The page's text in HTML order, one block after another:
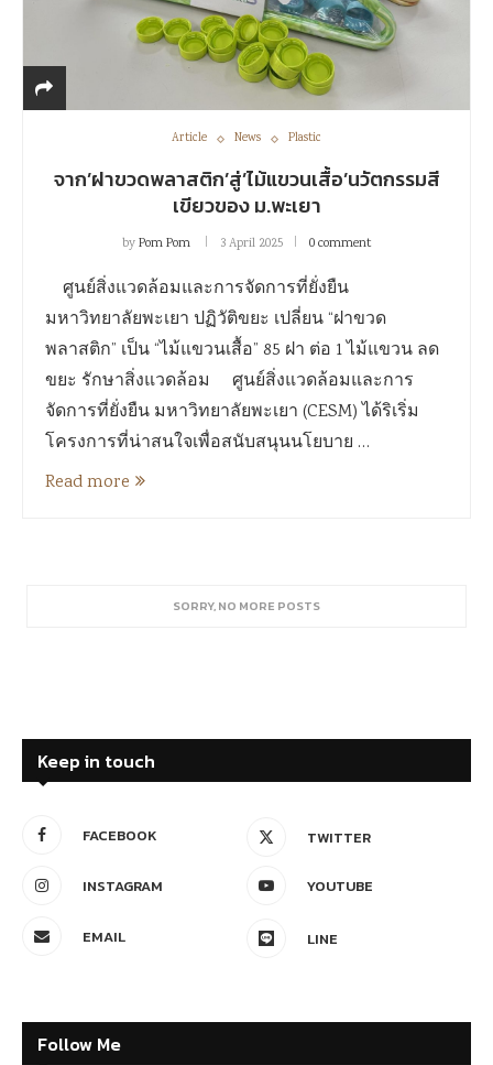
Article News Plastic
จาก’ฝาขวดพลาสติก’สู่’ไม้แขวนเสื้อ’นวัตกรรมสี
เขียวของ ม.พะเยา
byPom Pom 3 April 2025 0 comment
ศูนย์สิ่งแวดล้อมและการจัดการที่ยั่งยืน
มหาวิทยาลัยพะเยา ปฏิวัติขยะ เปลี่ยน “ฝาขวด
พลาสติก” เป็น “ไม้แขวนเสื้อ” 85 ฝา ต่อ 1 ไม้แขวน ลด
ขยะ รักษาสิ่งแวดล้อม ศูนย์สิ่งแวดล้อมและการ
จัดการที่ยั่งยืน มหาวิทยาลัยพะเยา (CESM) ได้ริเริ่ม
โครงการที่น่าสนใจเพื่อสนับสนุนนโยบาย …
Read more
SORRY, NO MORE POSTS
Keep in touch
FACEBOOK TWITTER
INSTAGRAM YOUTUBE
EMAIL LINE
Follow Me